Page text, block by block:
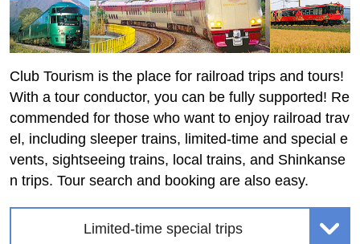
Club Tourism is the place for railroad trips and tours!
With a tour conductor, you can be fully supported! Re
commended for those who want to enjoy railroad trav
el, including sleeper trains, limited-time and special e
vents, sightseeing trains, local trains, and Shinkanse
n trips. Tour search and booking are also easy.
Limited-time special trips